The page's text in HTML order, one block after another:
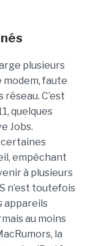
plusieurs
modem, faute
C’est
quelques
Jobs.
certaines
empêchant
à plusieurs
n’est toutefois
appareils
au moins
, la